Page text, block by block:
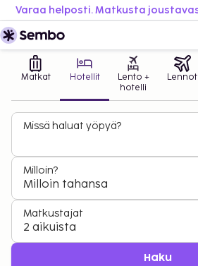
Matkat Hotellit
Lento +
hotelli
Lennot
Missä haluat yöpyä?
Milloin?
Milloin tahansa
Matkustajat
2 aikuista
Haku